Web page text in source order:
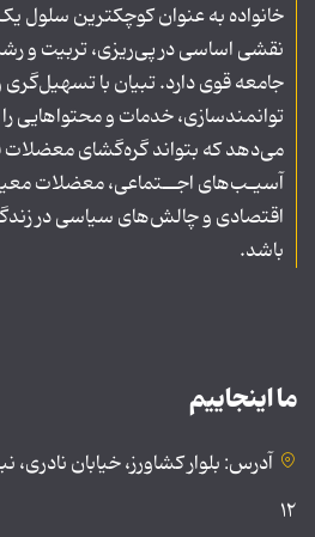
خانواده به عنوان کوچکترین سلول
نقشی اساسی در پی‌ریزی، تربیت و
جامعه قوی دارد. تبیان با تسهیل‌گری
توانمندسازی، خدمات و محتواهایی را
می‌دهد که بتواند گره‌گشای معضلات
آسیـب‌های اجــتماعی، معضلات
اقتصادی و چالش‌های سیاسی در
باشد.
ما اینجاییم
آدرس: بلوار کشاورز، خیابان
۱۲